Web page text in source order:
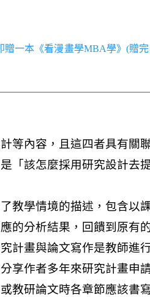
贈一本《看漫畫學MBA學》(贈